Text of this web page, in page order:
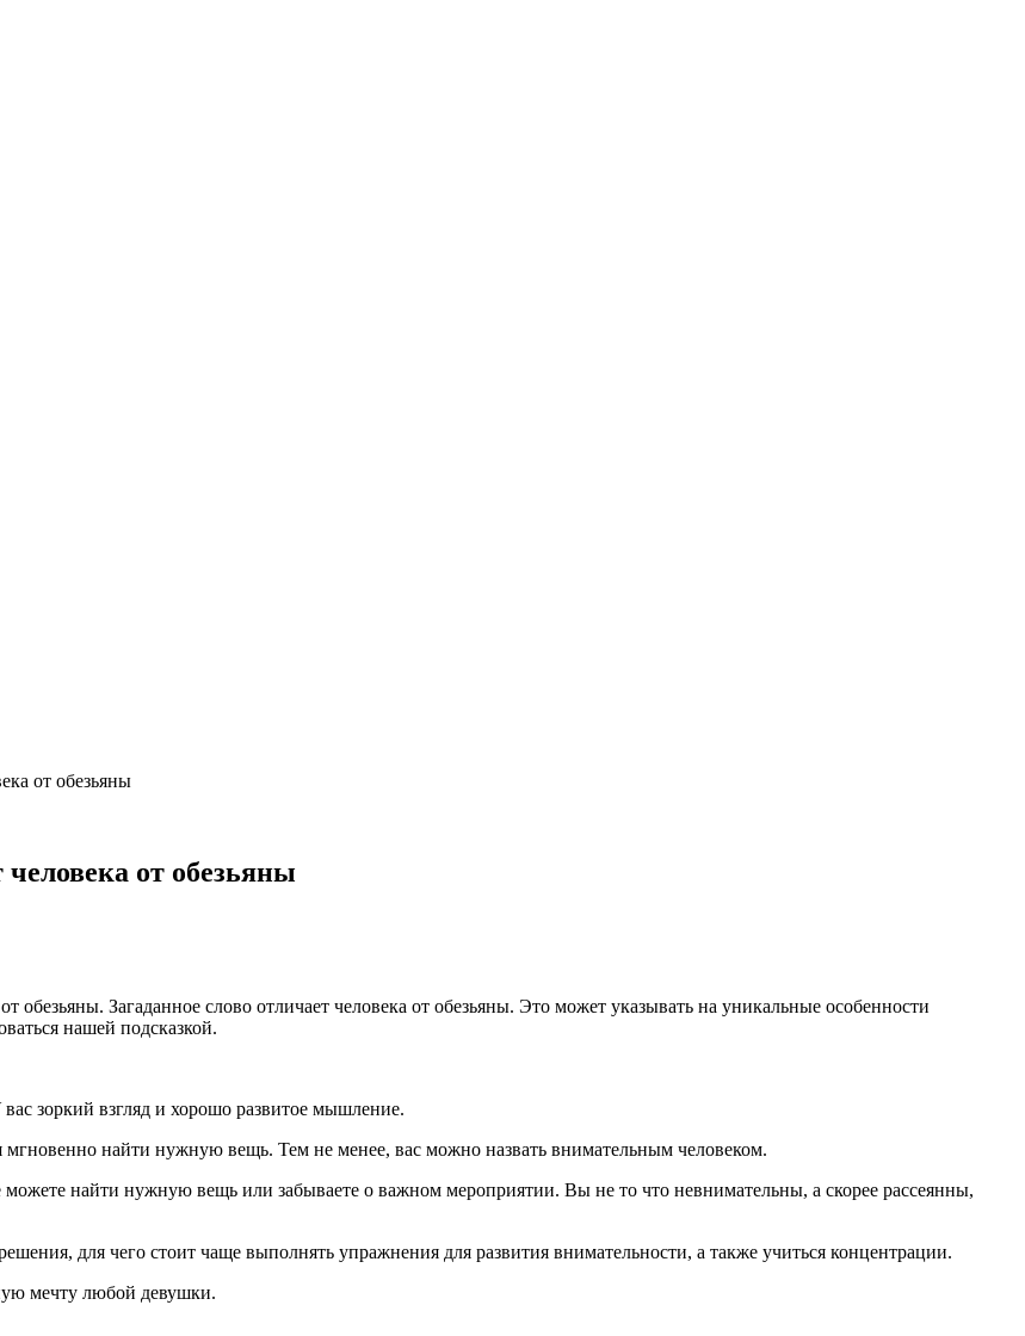
от обезьяны
человека от обезьяны
Загаданное слово отличает человека от обезьяны. Это может указывать на уникальные особенности
нашей подсказкой.
зоркий взгляд и хорошо развитое мышление.
мгновенно найти нужную вещь. Тем не менее, вас можно назвать внимательным человеком.
можете найти нужную вещь или забываете о важном мероприятии. Вы не то что невнимательны, а скорее рассеянны,
для чего стоит чаще выполнять упражнения для развития внимательности, а также учиться концентрации.
мечту любой девушки.